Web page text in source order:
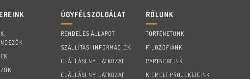
ÜGYFÉLSZOLGÁLAT
RENDELÉS ÁLLAPOT
SZÁLLÍTÁSI INFORMÁCIÓK
ELÁLLÁSI NYILATKOZAT
ELÁLLÁSI NYILATKOZAT
RÓLUNK
TÖRTÉNETÜNK
FILOZÓFIÁNK
PARTNEREINK
KIEMELT PROJEKTJEINK